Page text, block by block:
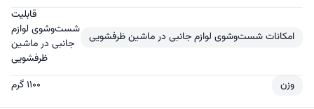
امکانات شست‌وشوی لوازم جانبی در ماشین ظرفشویی
قابلیت
شست‌وشوی لوازم
جانبی در ماشین
ظرفشویی
وزن
۱۱۰۰ گرم